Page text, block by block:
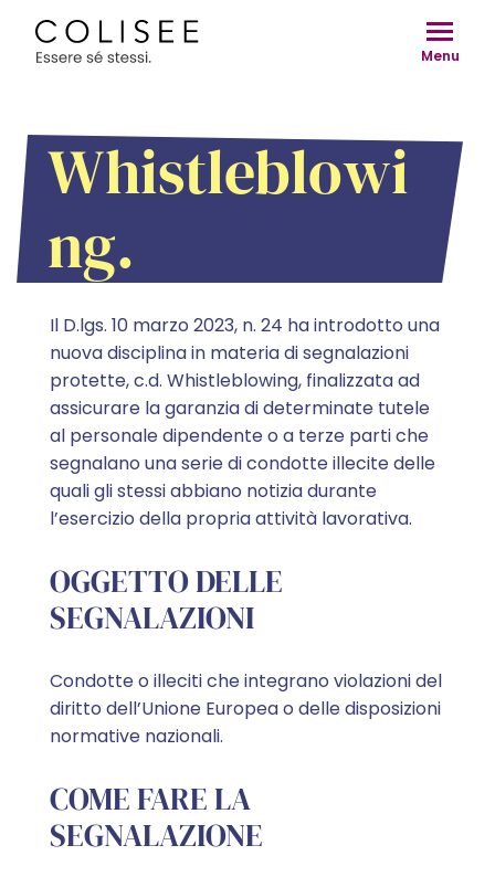
Vai
Menu
Whistleblowi
ng.
Il D.lgs. 10 marzo 2023, n. 24 ha introdotto una
nuova disciplina in materia di segnalazioni
protette, c.d. Whistleblowing, finalizzata ad
assicurare la garanzia di determinate tutele
al personale dipendente o a terze parti che
segnalano una serie di condotte illecite delle
quali gli stessi abbiano notizia durante
l’esercizio della propria attività lavorativa.
OGGETTO DELLE
SEGNALAZIONI
Condotte o illeciti che integrano violazioni del
diritto dell’Unione Europea o delle disposizioni
normative nazionali.
COME FARE LA
SEGNALAZIONE